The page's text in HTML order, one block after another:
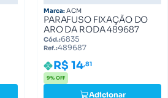
Marca:ACM
PARAFUSO FIXAÇÃO DO
ARO DA RODA 489687
Cód.:6835
Ref.:489687
R$ 14,81
9% OFF
Adicionar